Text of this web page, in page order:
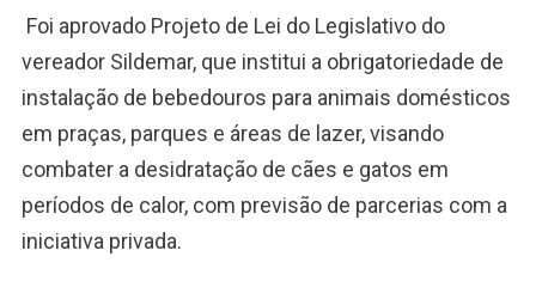
Foi aprovado Projeto de Lei do Legislativo do
vereador Sildemar, que institui a obrigatoriedade de
instalação de bebedouros para animais domésticos
em praças, parques e áreas de lazer, visando
combater a desidratação de cães e gatos em
períodos de calor, com previsão de parcerias com a
iniciativa privada.